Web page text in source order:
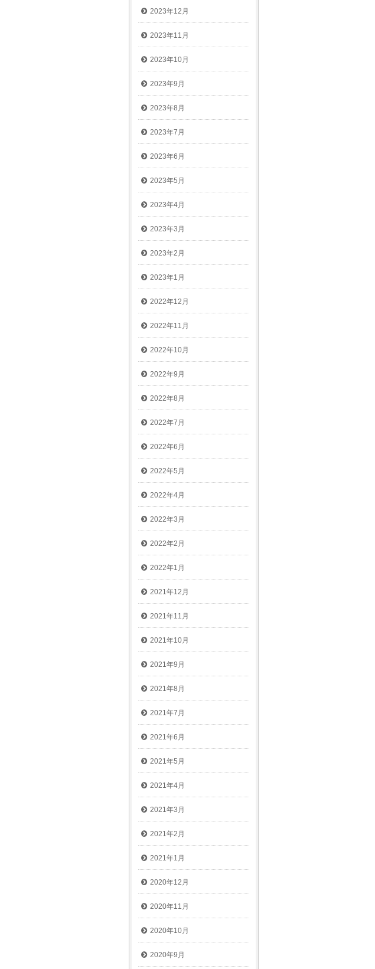
2023年12月
2023年11月
2023年10月
2023年9月
2023年8月
2023年7月
2023年6月
2023年5月
2023年4月
2023年3月
2023年2月
2023年1月
2022年12月
2022年11月
2022年10月
2022年9月
2022年8月
2022年7月
2022年6月
2022年5月
2022年4月
2022年3月
2022年2月
2022年1月
2021年12月
2021年11月
2021年10月
2021年9月
2021年8月
2021年7月
2021年6月
2021年5月
2021年4月
2021年3月
2021年2月
2021年1月
2020年12月
2020年11月
2020年10月
2020年9月